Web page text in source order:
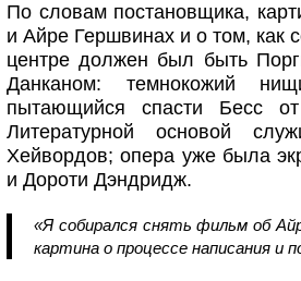
По словам постановщика,
и Айре Гершвинах и о том, как
центре должен был быть
Данканом: темнокожий
пытающийся спасти Бесс от
Литературной основой
Хейвордов; опера уже была
и Дороти Дэндридж.
«Я собирался снять фильм об
картина о процессе написания и